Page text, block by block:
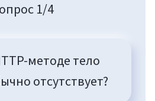
1/4
методе тело
отсутствует?